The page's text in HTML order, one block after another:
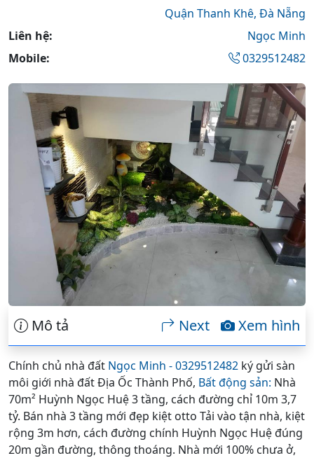
Quận Thanh Khê, Đà Nẵng
Liên hệ:
Ngọc Minh
Mobile:
0329512482
Mô tả Xem hình
Next
Chính chủ nhà đất Ngọc Minh - 0329512482 ký gửi sàn
môi giới nhà đất Địa Ốc Thành Phố, Bất động sản: Nhà
70m² Huỳnh Ngọc Huệ 3 tầng, cách đường chỉ 10m 3,7
tỷ. Bán nhà 3 tầng mới đẹp kiệt otto Tải vào tận nhà, kiệt
rộng 3m hơn, cách đường chính Huỳnh Ngọc Huệ đúng
20m gần đường, thông thoáng. Nhà mới 100% chưa ở,